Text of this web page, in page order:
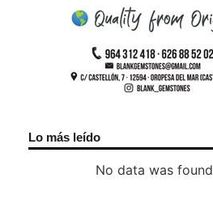
Lo más leído
No data was found